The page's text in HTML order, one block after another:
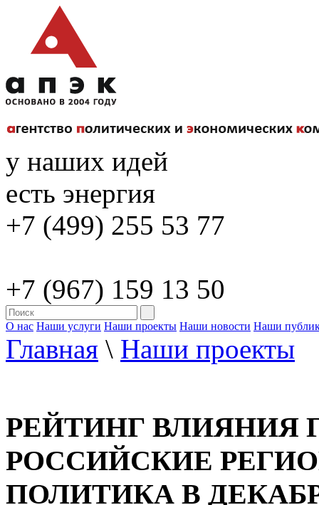
у наших идей
есть энергия
+7 (499) 255 53 77
+7 (967) 159 13 50
О нас Наши услуги Наши проекты Наши новости Наши
Главная \ Наши проекты
РЕЙТИНГ ВЛИЯНИЯ
РОССИЙСКИЕ
ПОЛИТИКА В